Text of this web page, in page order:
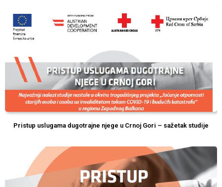
Pristup uslugama dugotrajne njege u Crnoj Gori – sažetak studije